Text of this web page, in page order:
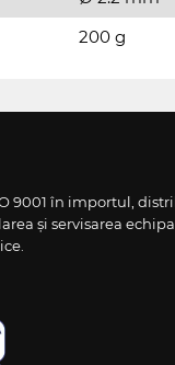
200 g
9001 în importul,
și servisarea